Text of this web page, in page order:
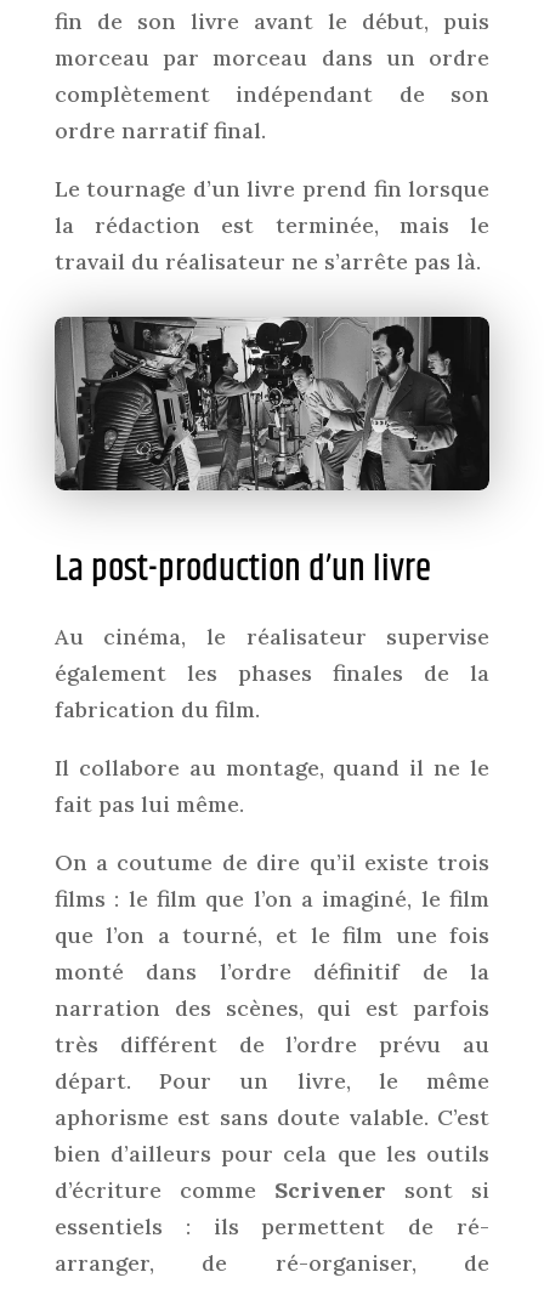
fin de son livre avant le début, puis
morceau par morceau dans un ordre
complètement indépendant de son
ordre narratif final.
Le tournage d’un livre prend fin lorsque
la rédaction est terminée, mais le
travail du réalisateur ne s’arrête pas là.
La post-production d’un livre
Au cinéma, le réalisateur supervise
également les phases finales de la
fabrication du film.
Il collabore au montage, quand il ne le
fait pas lui même.
On a coutume de dire qu’il existe trois
films : le film que l’on a imaginé, le film
que l’on a tourné, et le film une fois
monté dans l’ordre définitif de la
narration des scènes, qui est parfois
très différent de l’ordre prévu au
départ. Pour un livre, le même
aphorisme est sans doute valable. C’est
bien d’ailleurs pour cela que les outils
d’écriture comme Scrivener sont si
essentiels : ils permettent de ré-
arranger, de ré-organiser, de